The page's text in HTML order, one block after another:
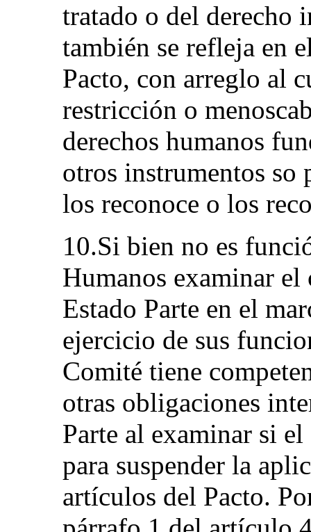
tratado o del derecho
también se refleja en
Pacto, con arreglo al
restricción o
derechos humanos
otros instrumentos so
los reconoce o los
10.Si bien no es
Humanos examinar
Estado Parte en el
ejercicio de sus
Comité tiene
otras obligaciones
Parte al examinar si
para suspender la
artículos del Pacto.